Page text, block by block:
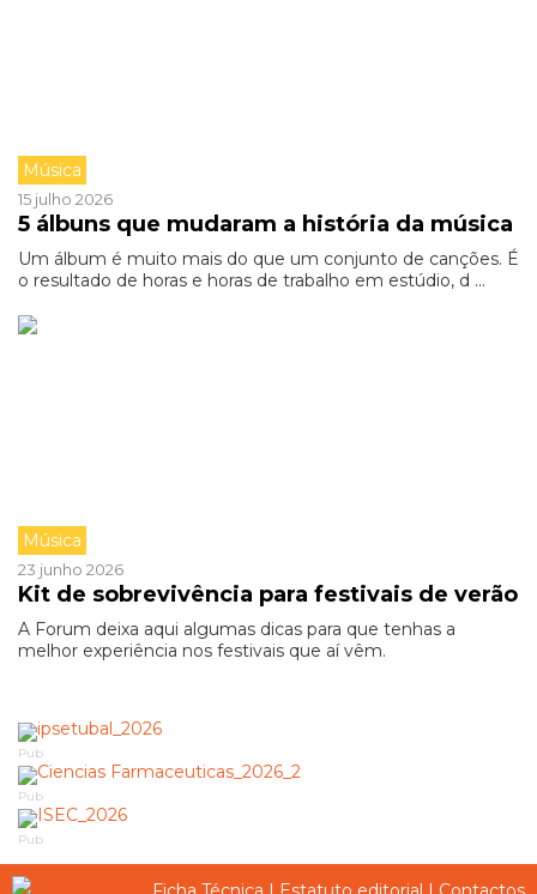
Música
15 julho 2026
5 álbuns que mudaram a história da música
Um álbum é muito mais do que um conjunto de canções. É
o resultado de horas e horas de trabalho em estúdio, d ...
Música
23 junho 2026
Kit de sobrevivência para festivais de verão
A Forum deixa aqui algumas dicas para que tenhas a
melhor experiência nos festivais que aí vêm.
Pub
Pub
Pub